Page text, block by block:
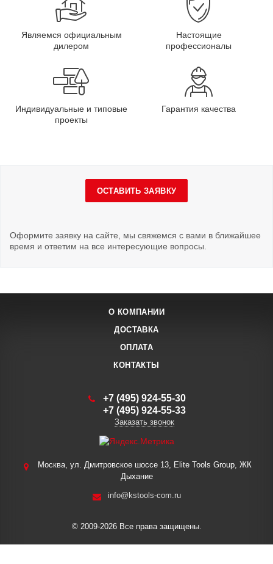
Являемся официальным
дилером
Настоящие
профессионалы
Индивидуальные и типовые
проекты
Гарантия качества
ОСТАВИТЬ ЗАЯВКУ
Оформите заявку на сайте, мы свяжемся с вами в ближайшее
время и ответим на все интересующие вопросы.
О КОМПАНИИ
ДОСТАВКА
ОПЛАТА
КОНТАКТЫ
+7 (495) 924-55-30
+7 (495) 924-55-33
Заказать звонок
Москва, ул. Дмитровское шоссе 13, Elite Tools Group, ЖК
Дыхание
info@kstools-com.ru
© 2009-2026 Все права защищены.